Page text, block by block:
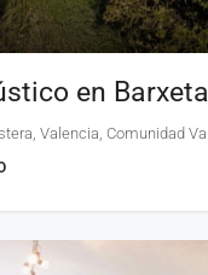
en Barxeta
Valencia, Comunidad